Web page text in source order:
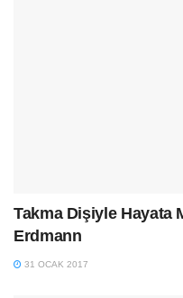
Takma Dişiyle Hayata
Erdmann
31 OCAK 2017